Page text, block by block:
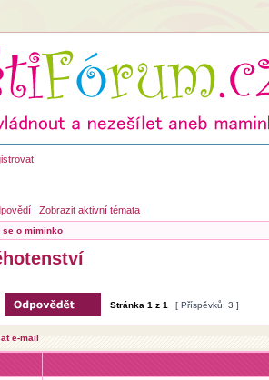
|Zobrazit aktivní témata
se o miminko
Stránka1 z1 [ Příspěvků: 3 ]
e-mail